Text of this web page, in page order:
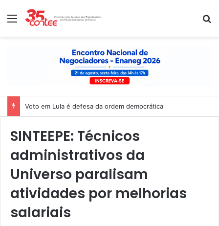
Menu
Voto em Lula é defesa da ordem democrática
SINTEEPE: Técnicos
administrativos da
Universo paralisam
atividades por melhorias
salariais